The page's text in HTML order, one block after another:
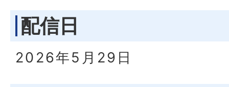
配信日
2026年5月29日